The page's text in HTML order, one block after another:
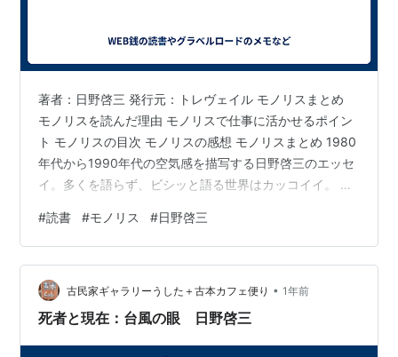
著者：日野啓三 発行元：トレヴェイル モノリスまとめ
モノリスを読んだ理由 モノリスで仕事に活かせるポイン
ト モノリスの目次 モノリスの感想 モノリスまとめ 1980
年代から1990年代の空気感を描写する日野啓三のエッセ
イ。多くを語らず、ビシッと語る世界はカッコイイ。 モ
仕事に活かせるポイント 特になし モノリスの目次 地の
果てで 黒衣の男たちの谷 ごみを捨てにゆくとき 森の黙
示録 細胞たちの森 青い沼 聖なる形 都市が自然を呼び寄
せる1 都市が自然を呼び寄せる2 ヒヒ関係 冬の光 月を見
上げて あとがき モノリスの感想 かっこいい。これぞ…
#読書 #モノリス #日野啓三
古民家ギャラリーうした＋古本カフェ便り • 1年前
死者と現在：台風の眼 日野啓三